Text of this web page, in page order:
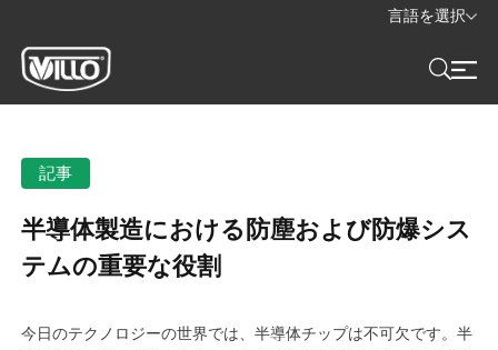
言語を選択
記事
半導体製造における防塵および防爆シス
テムの重要な役割
今日のテクノロジーの世界では、半導体チップは不可欠です。半